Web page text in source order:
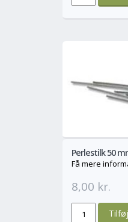
Perlestilk 50
Få mere
8,00 kr.